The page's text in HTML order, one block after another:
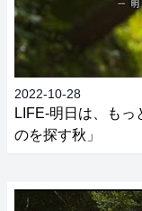
2022-10-28
LIFE‐明日は、も
のを探す秋」